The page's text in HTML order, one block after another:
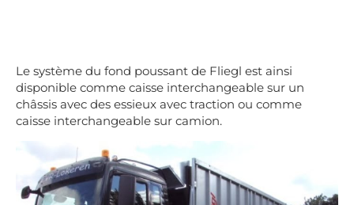
Le système du fond poussant de Fliegl est ainsi
disponible comme caisse interchangeable sur un
châssis avec des essieux avec traction ou comme
caisse interchangeable sur camion.